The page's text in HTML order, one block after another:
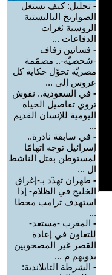
- تحليل: كيف تستغل
الصواريخ الباليستية
الروسية ثغرات
الدفاعات ...
- فساتين زفاف
-شخصيّة-.. مصمّمة
مصريّة تحوّل حكاية كل
عروس إلى ...
- في السعودية.. نقوش
تروي تفاصيل الحياة
اليومية للإنسان القديم
...
- في سابقة نادرة..
إسرائيل توجه اتهامًا
لمستوطن بقتل الناشط
ال ...
- طهران تهدّد بـ-إغراق
الخليج في الظلام- إذا
استهدف ترامب محطا
...
- المغرب -مستعد-
للتعاون في إعادة
القصر غير المصحوبين
بذويهم م ...
- الشرطة التايلاندية: